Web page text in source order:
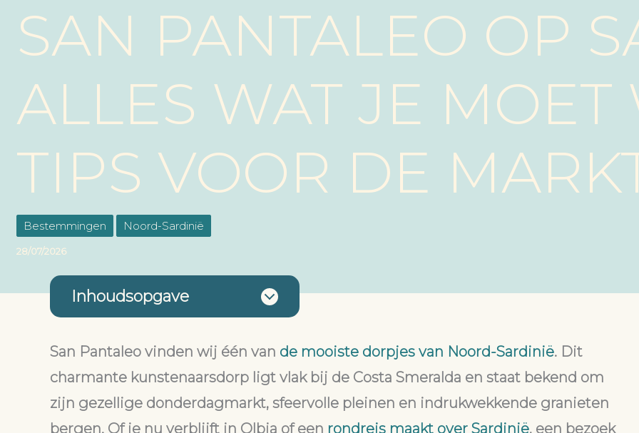
SAN PANTALEO OP
ALLES WAT JE MOET
TIPS VOOR DE
Bestemmingen Noord-Sardinië
28/07/2026
Inhoudsopgave
San Pantaleo vinden wij één van de mooiste dorpjes van Noord-Sardinië. Dit
charmante kunstenaarsdorp ligt vlak bij de Costa Smeralda en staat bekend om
zijn gezellige donderdagmarkt, sfeervolle pleinen en indrukwekkende granieten
bergen. Of je nu verblijft in Olbia of een rondreis maakt over Sardinië, een bezoek